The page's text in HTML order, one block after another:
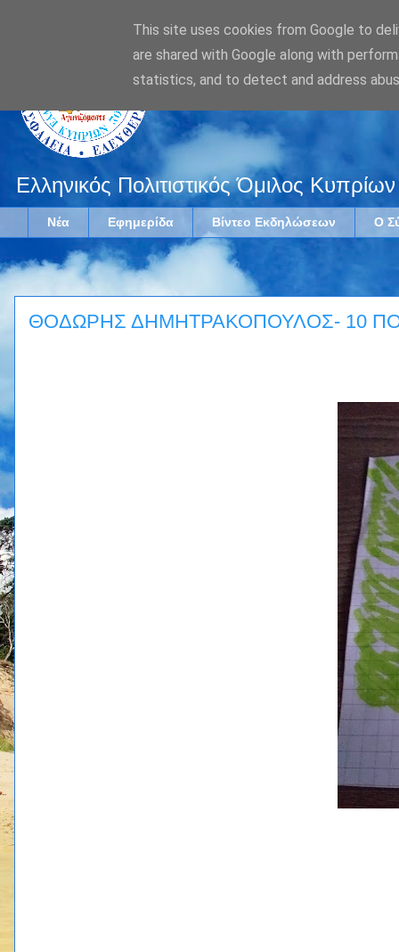
Ελληνικός Πολιτιστικός Όμιλος
Νέα Εφημερίδα Βίντεο Εκδηλώσεων Ο
ΘΟΔΩΡΗΣ ΔΗΜΗΤΡΑΚΟΠΟΥΛΟΣ- 10
This site uses cookies from Google to
are shared with Google along with
statistics, and to detect and address